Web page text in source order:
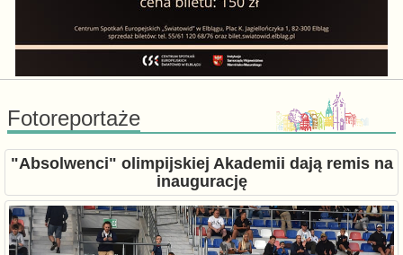
Fotoreportaże
"Absolwenci" olimpijskiej Akademii dają remis na
inaugurację